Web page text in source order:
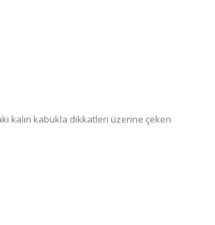
kalın kabukla dikkatleri üzerine çeken